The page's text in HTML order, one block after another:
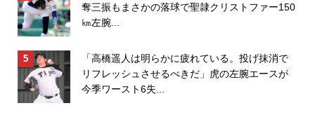
奪三振もまさかの落球で聖隷クリストファー150
㎞左腕...
「高橋遥人は明らかに疲れている。投げ抹消で
リフレッシュさせるべきだ」虎の左腕エースが
今季ワースト6失...